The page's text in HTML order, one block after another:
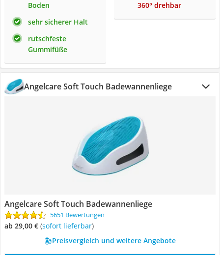
Boden
sehr sicherer Halt
rutschfeste
Gummifüße
360° drehbar
Angelcare Soft Touch Badewannenliege
Angelcare Soft Touch Badewannenliege
5651 Bewertungen
ab 29,00 € ( Sofort lieferbar)
Preisvergleich und weitere Angebote